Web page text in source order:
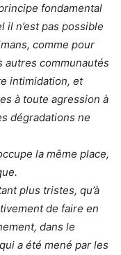
fondamental
il n’est pas possible
comme pour
communautés
intimidation, et
à toute agression à
dégradations ne
la même place,
plus tristes, qu’à
de faire en
dans le
a été mené par les